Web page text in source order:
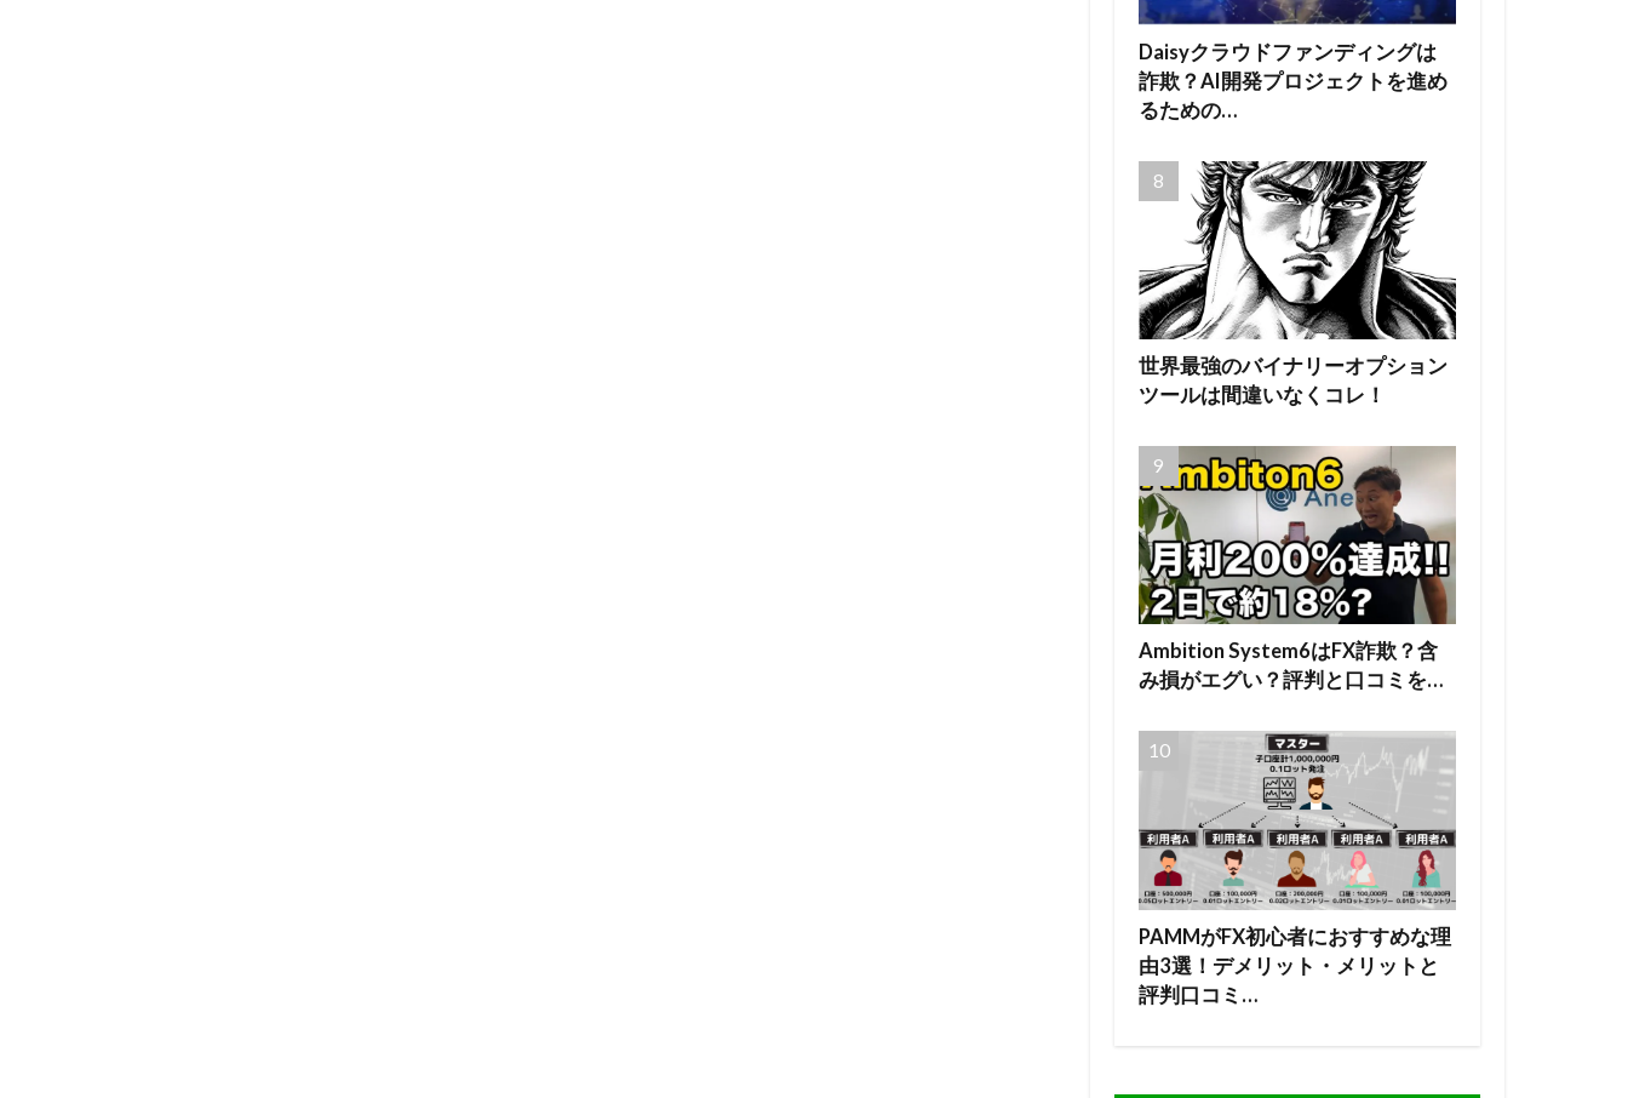
Daisyクラウドファンディングは
詐欺？AI開発プロジェクトを進め
るための…
世界最強のバイナリーオプション
ツールは間違いなくコレ！
Ambition System6はFX詐欺？含
み損がエグい？評判と口コミを…
PAMMがFX初心者におすすめな理
由3選！デメリット・メリットと
評判口コミ…